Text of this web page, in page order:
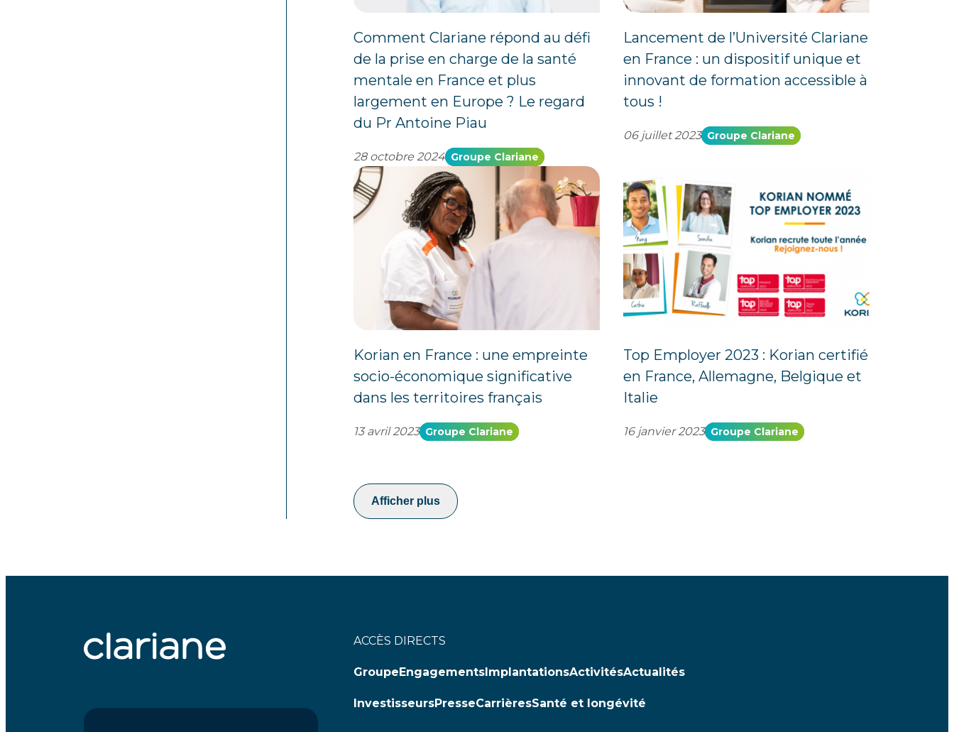
Comment Clariane répond au défi
de la prise en charge de la santé
mentale en France et plus
largement en Europe ? Le regard
du Pr Antoine Piau
28 octobre 2024 Groupe Clariane
Lancement de l’Université Clariane
en France : un dispositif unique et
innovant de formation accessible à
tous !
06 juillet 2023 Groupe Clariane
Korian en France : une empreinte
socio-économique significative
dans les territoires français
13 avril 2023 Groupe Clariane
Top Employer 2023 : Korian certifié
en France, Allemagne, Belgique et
Italie
16 janvier 2023 Groupe Clariane
Afficher plus
ACCÈS DIRECTS
GroupeEngagementsImplantationsActivitésActualités
InvestisseursPresseCarrièresSanté et longévité